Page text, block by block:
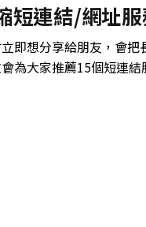
短連結/網址
即想分享給朋友，會
為大家推薦15個短連